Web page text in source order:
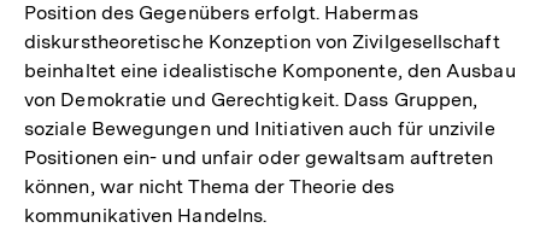
Position des Gegenübers erfolgt. Habermas
diskurstheoretische Konzeption von Zivilgesellschaft
beinhaltet eine idealistische Komponente, den Ausbau
von Demokratie und Gerechtigkeit. Dass Gruppen,
soziale Bewegungen und Initiativen auch für unzivile
Positionen ein- und unfair oder gewaltsam auftreten
können, war nicht Thema der Theorie des
kommunikativen Handelns.